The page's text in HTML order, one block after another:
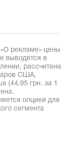
рекламе» цены
выводятся в
рассчитана
США,
(44.95 грн. за 1
опцией для
сегмента